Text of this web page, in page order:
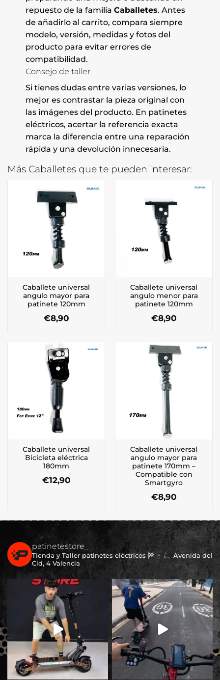
repuesto de la familia Caballetes. Antes
de añadirlo al carrito, compara siempre
modelo, versión, medidas y fotos del
producto para evitar errores de
compatibilidad.
Consejo de taller
Si tienes dudas entre varias versiones, lo
mejor es contrastar la pieza original con
las imágenes del producto. En patinetes
eléctricos, acertar la referencia exacta
marca la diferencia entre una reparación
rápida y una devolución innecesaria.
Más Caballetes que te pueden interesar:
Caballete universal
angulo mayor para
patinete 120mm
€8,90
Caballete universal
angulo menor para
patinete 120mm
€8,90
Caballete universal
Bicicleta eléctrica
180mm
€12,90
Caballete universal
angulo mayor para
patinete 170mm –
Compatible con
Smartgyro
€8,90
patinetestore_
Tienda y Taller patinetes eléctricos
Avenida del
Cid, 4 Valencia